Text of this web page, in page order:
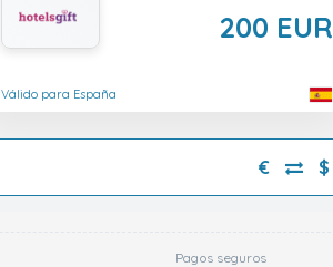
200 EUR
Válido para España
€ $
Pagos seguros